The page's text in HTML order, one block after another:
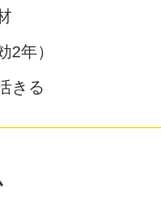
2年）
きる